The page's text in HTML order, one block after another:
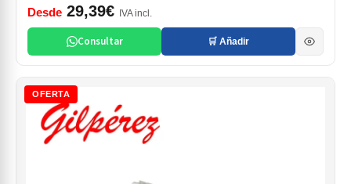
Desde 29,39€ IVA incl.
Consultar 🛒 Añadir
OFERTA